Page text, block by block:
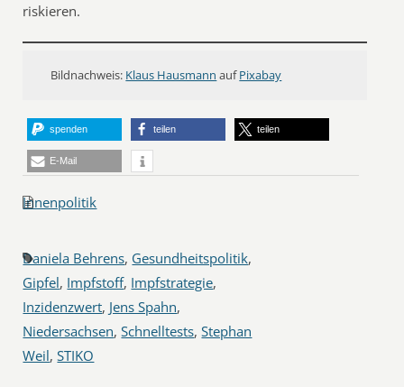
riskieren.
Bildnachweis: Klaus Hausmann aufPixabay
spenden teilen teilen
E-Mail
Innenpolitik
Daniela Behrens, Gesundheitspolitik,
Gipfel, Impfstoff, Impfstrategie,
Inzidenzwert, Jens Spahn,
Niedersachsen,Schnelltests,Stephan
Weil,STIKO